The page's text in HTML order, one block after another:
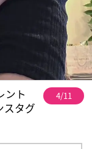
ント
スタグ
4/11